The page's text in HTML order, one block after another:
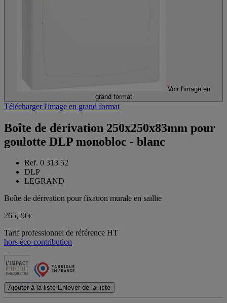
Voir l'image en
grand format
Télécharger l'image en grand format
Boîte de dérivation 250x250x83mm pour
goulotte DLP monobloc - blanc
Ref. 0 313 52
DLP
LEGRAND
Boîte de dérivation pour fixation murale en saillie
265,20 €
Tarif professionnel de référence HT
hors éco-contribution
Ajouter à la liste Enlever de la liste